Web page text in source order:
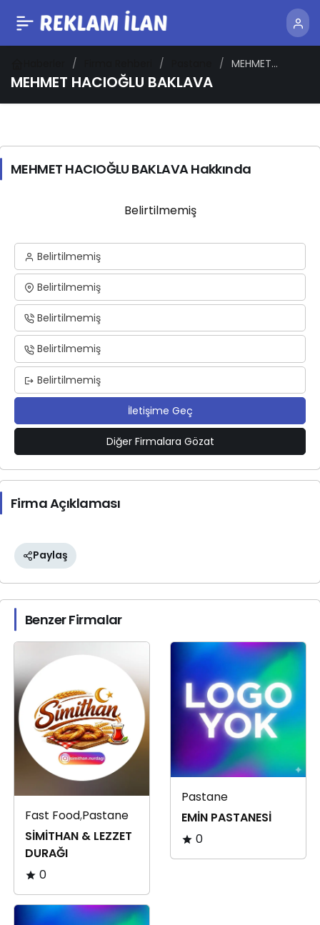
MEHMET
MEHMET HACIOĞLU BAKLAVA
MEHMET HACIOĞLU BAKLAVA Hakkında
Belirtilmemiş
Belirtilmemiş
Belirtilmemiş
Belirtilmemiş
Belirtilmemiş
Belirtilmemiş
İletişime Geç
Diğer Firmalara Gözat
Firma Açıklaması
Paylaş
Benzer Firmalar
Fast Food,Pastane
SİMİTHAN & LEZZET
DURAĞI
0
Pastane
EMİN PASTANESİ
0